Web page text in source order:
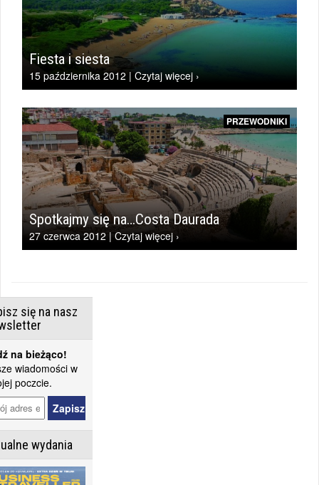
Fiesta i siesta
15 października 2012 | Czytaj więcej ›
PRZEWODNIKI
Spotkajmy się na…Costa Daurada
27 czerwca 2012 | Czytaj więcej ›
się na nasz
na bieżąco!
wiadomości w
poczcie.
wydania